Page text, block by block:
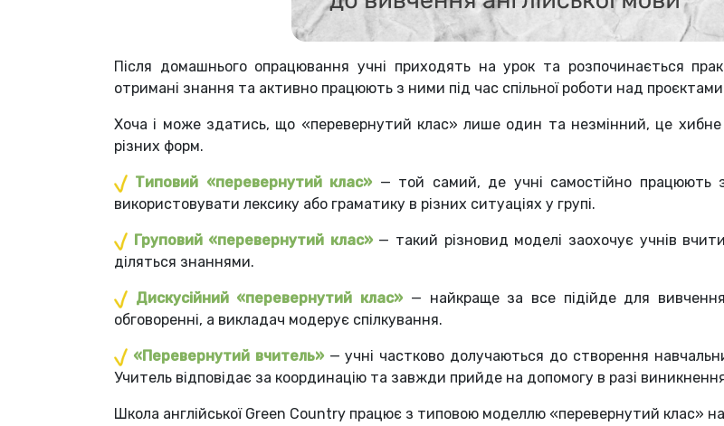
Після домашнього опрацювання учні приходять на урок та розпочинається
отримані знання та активно працюють з ними під час спільної роботи над
Хоча і може здатись, що «перевернутий клас» лише один та незмінний, це хибне
різних форм.
Типовий «перевернутий клас» — той самий, де учні самостійно працюють
використовувати лексику або граматику в різних ситуаціях у групі.
Груповий «перевернутий клас»— такий різновид моделі заохочує учнів
діляться знаннями.
Дискусійний «перевернутий клас» — найкраще за все підійде для
обговоренні, а викладач модерує спілкування.
«Перевернутий вчитель» — учні частково долучаються до створення
Учитель відповідає за координацію та завжди прийде на допомогу в разі
Школа англійської Green Country працює з типовою моделлю «перевернутий клас» на